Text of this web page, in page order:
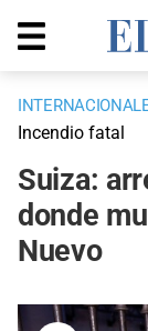
Incendio fatal
Suiza:
donde
Nuevo